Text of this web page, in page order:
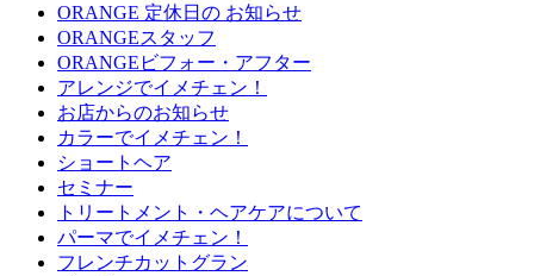
ORANGE 定休日の お知らせ
ORANGEスタッフ
ORANGEビフォー・アフター
アレンジでイメチェン！
お店からのお知らせ
カラーでイメチェン！
ショートヘア
セミナー
トリートメント・ヘアケアについて
パーマでイメチェン！
フレンチカットグラン